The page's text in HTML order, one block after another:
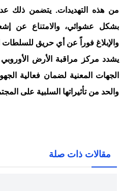
من هذه التهديدات. يتضمن ذلك
بشكل عشوائي، والامتناع عن
والإبلاغ فوراً عن أي حريق
يشدد مركز مراقبة الأرض
الجهات المعنية لضمان فعالية
والحد من تأثيراتها السلبية على
مقالات ذات صلة